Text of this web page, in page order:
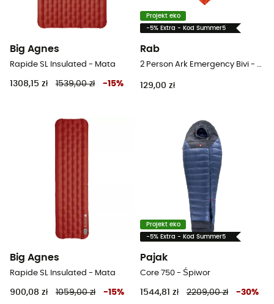
Big Agnes
Rapide SL Insulated - Mata
1308,15 zł 1539,00 zł -15%
Projekt eko
-5% Extra - Kod Summer5
Rab
2 Person Ark Emergency Bivi - Torba biwakowa
129,00 zł
Big Agnes
Rapide SL Insulated - Mata
900,08 zł 1059,00 zł -15%
Projekt eko
-5% Extra - Kod Summer5
Pajak
Core 750 - Śpiwor
1544,81 zł 2209,00 zł -30%